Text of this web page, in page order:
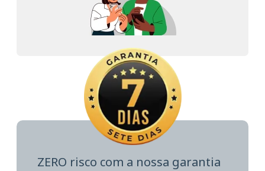
ZERO risco com a nossa garantia